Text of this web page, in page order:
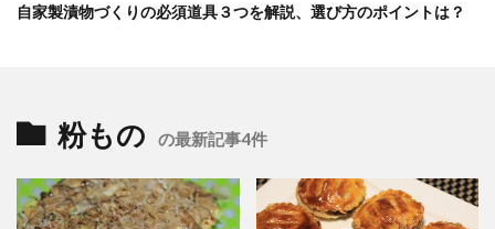
自家製漬物づくりの必須道具３つを解説、選び方のポイントは？
粉もの の最新記事4件